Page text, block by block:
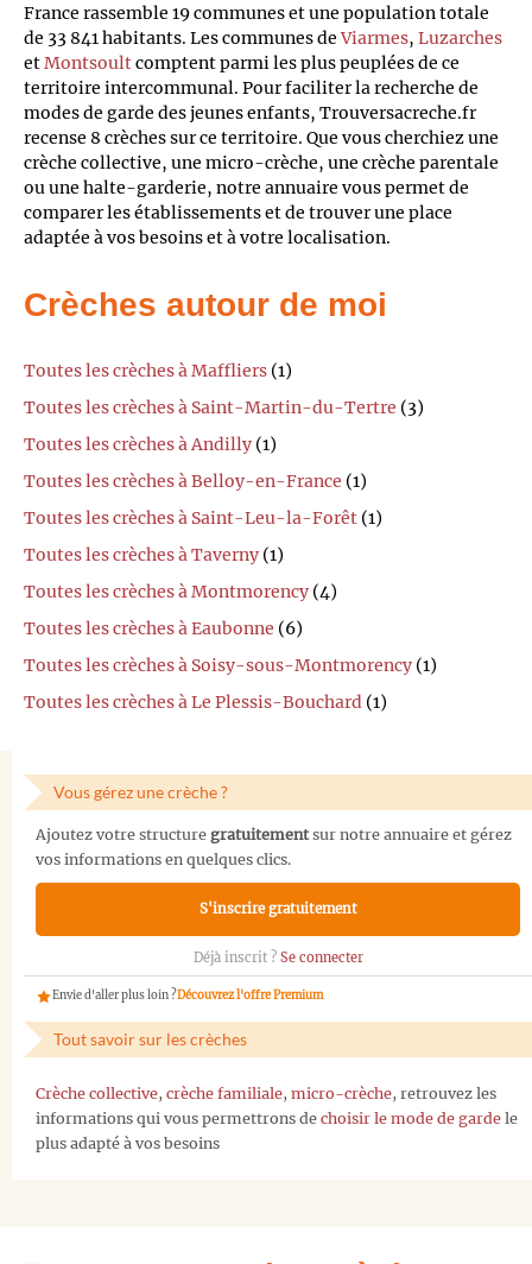
France rassemble 19 communes et une population totale
de 33 841 habitants. Les communes deViarmes, Luzarches
etMontsoultcomptent parmi les plus peuplées de ce
territoire intercommunal. Pour faciliter la recherche de
modes de garde des jeunes enfants, Trouversacreche.fr
recense 8 crèches sur ce territoire. Que vous cherchiez une
crèche collective, une micro-crèche, une crèche parentale
ou une halte-garderie, notre annuaire vous permet de
comparer les établissements et de trouver une place
adaptée à vos besoins et à votre localisation.
Crèches autour de moi
Toutes les crèches à Maffliers (1)
Toutes les crèches à Saint-Martin-du-Tertre (3)
Toutes les crèches à Andilly (1)
Toutes les crèches à Belloy-en-France (1)
Toutes les crèches à Saint-Leu-la-Forêt (1)
Toutes les crèches à Taverny (1)
Toutes les crèches à Montmorency (4)
Toutes les crèches à Eaubonne (6)
Toutes les crèches à Soisy-sous-Montmorency (1)
Toutes les crèches à Le Plessis-Bouchard (1)
Vous gérez une crèche ?
Ajoutez votre structure gratuitementsur notre annuaire et gérez
vos informations en quelques clics.
S'inscrire gratuitement
Déjà inscrit ? Se connecter
Envie d'aller plus loin ?Découvrez l'offre Premium
Tout savoir sur les crèches
Crèche collective, crèche familiale, micro-crèche, retrouvez les
informations qui vous permettrons de choisir le mode de garde le
plus adapté à vos besoins